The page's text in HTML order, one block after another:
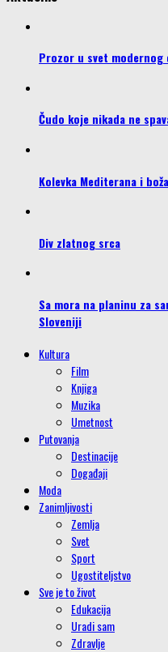
Prozor u svet modernog
Čudo koje nikada ne
Kolevka Mediterana i
Div zlatnog srca
Sa mora na planinu za
Sloveniji
Kultura
Film
Knjiga
Muzika
Umetnost
Putovanja
Destinacije
Događaji
Moda
Zanimljivosti
Zemlja
Svet
Sport
Ugostiteljstvo
Sve je to život
Edukacija
Uradi sam
Zdravlje